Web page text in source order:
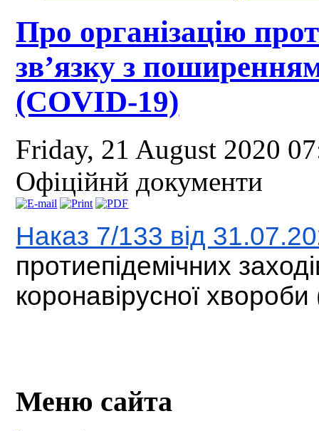
Про організацію
зв’язку з
(COVID-19)
Friday, 21 August 2020
Офіційнй документи
Наказ 7/133 від
протиепідемічних
коронавірусної
Меню сайта